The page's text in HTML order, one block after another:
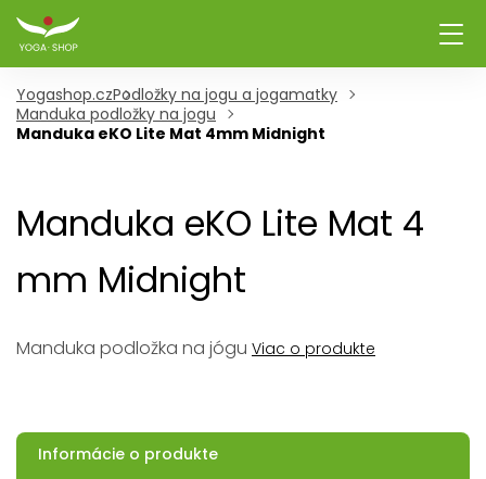
Yogashop.czPodložky na jogu a jogamatky
Manduka podložky na jogu
Manduka eKO Lite Mat 4mm Midnight
Manduka eKO Lite Mat 4
mm Midnight
Manduka podložka na jógu Viac o produkte
Informácie o produkte